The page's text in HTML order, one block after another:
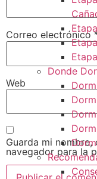
Donde
Correo electrónico
Web
Guarda mi
navegador para la